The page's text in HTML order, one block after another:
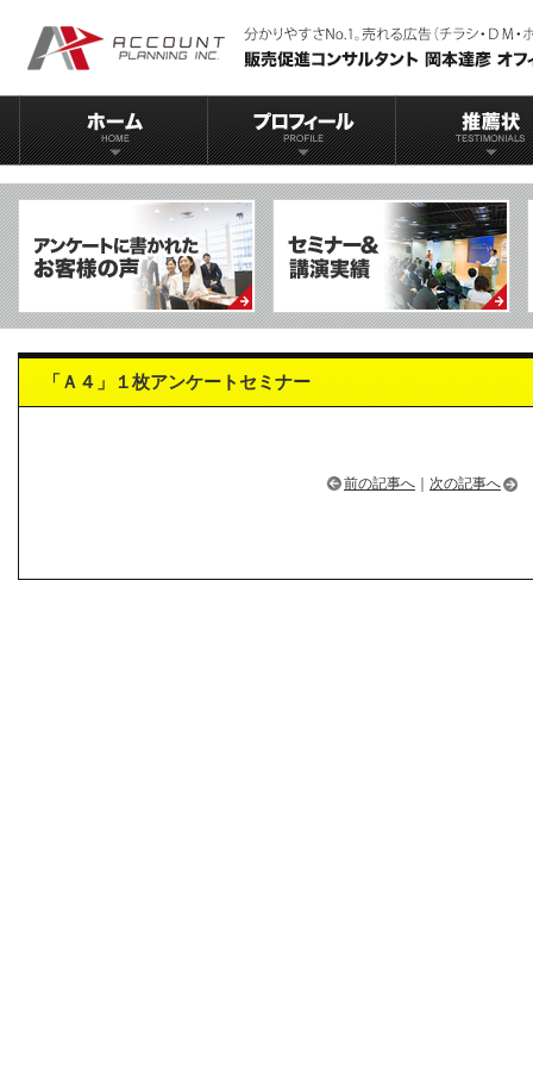
「Ａ４」１枚アンケートセミナー
前の記事へ 次の記事へ